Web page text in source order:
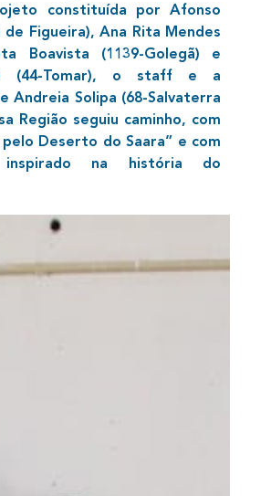
constituída por Afonso
de Figueira), Ana Rita Mendes
Boavista (1139-Golegã) e
(44-Tomar), o staff e a
Andreia Solipa (68-Salvaterra
Região seguiu caminho, com
Deserto do Saara” e com
inspirado na história do